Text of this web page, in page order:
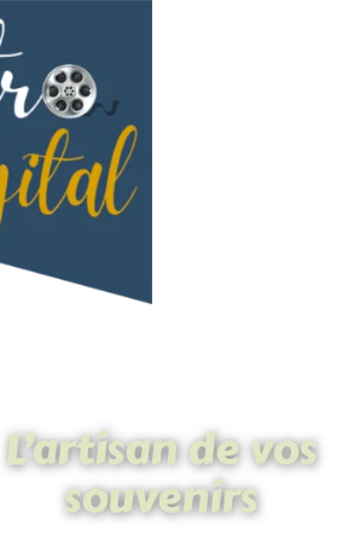
L’artisan de vos
souvenirs